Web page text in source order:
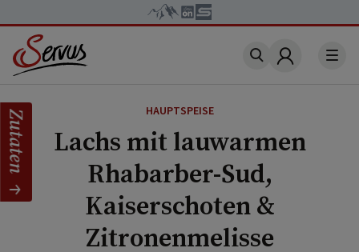
Account
HAUPTSPEISE
Lachs mit lauwarmen
Rhabarber-Sud,
Kaiserschoten &
Zitronenmelisse
Zutaten